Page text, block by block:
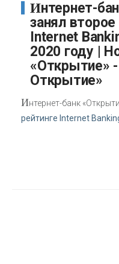
Интернет-банк «Открытия»
занял
Internet
2020 году |
«Открытие»
Открытие»
Интернет-банк
рейтинге Internet